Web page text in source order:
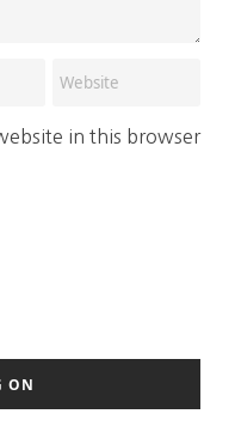
in this browser
ON